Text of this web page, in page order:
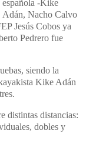
española -Kike
Adán, Nacho Calvo
Jesús Cobos ya
Pedrero fue
siendo la
Kike Adán
distintas distancias:
dobles y